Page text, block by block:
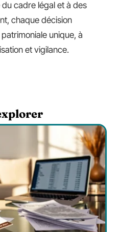
du cadre légal et à des
chaque décision
unique, à
et vigilance.